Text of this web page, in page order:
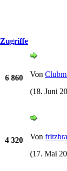
Zugriffe
6 860 Von
(18. Juni
4 320 Von
(17. Mai